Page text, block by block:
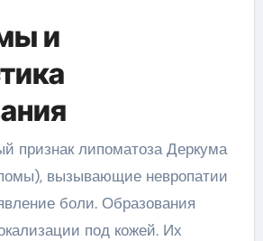
и
признак липоматоза Деркума
вызывающие невропатии
боли. Образования
под кожей. Их